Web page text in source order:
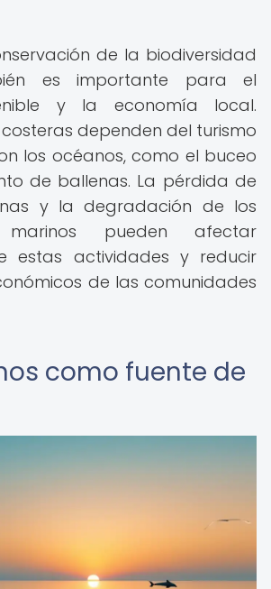
de la biodiversidad
es importante para el
y la economía local.
dependen del turismo
los océanos, como el buceo
de ballenas. La pérdida de
y la degradación de los
marinos pueden afectar
estas actividades y reducir
de las comunidades
como fuente de